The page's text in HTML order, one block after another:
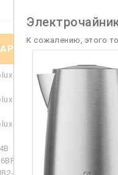
К сожалению, этого
E5K1-
E3K1-
8SS
нужной
Electrolux